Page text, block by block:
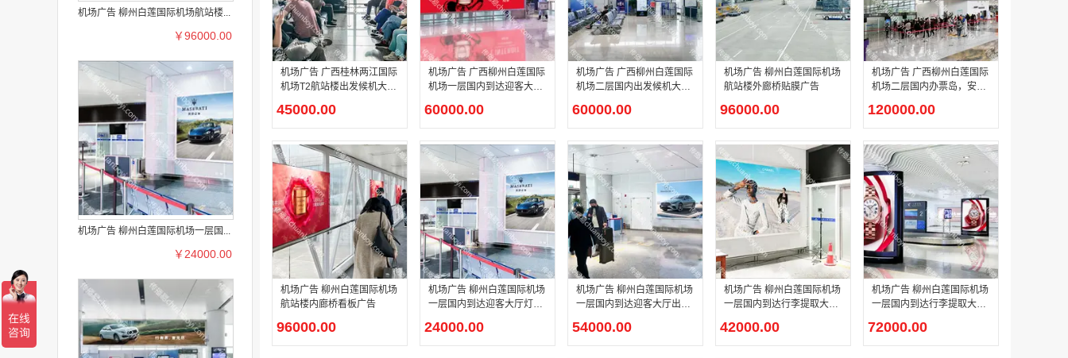
腾讯体育客户端闪屏广告_刊例价3折非赛季（8月9日-9月30日）
￥212.00
成都春熙路银石广场场地广告位
￥308000.00
腾讯视频APP开屏广告_刊例价5折
￥2359500.00
机场广告 柳州白莲国际机场航站楼...
￥96000.00
机场广告 柳州白莲国际机场一层国...
￥24000.00
机场广告 广西桂林两江国际
机场T2航站楼出发候机大厅
45000.00
机场广告 广西柳州白莲国际
机场一层国内到达迎客大厅
60000.00
机场广告 广西柳州白莲国际
机场二层国内出发候机大厅
60000.00
机场广告 柳州白莲国际机场
航站楼外廊桥贴膜广告
96000.00
机场广告 广西柳州白莲国际
机场二层国内办票岛，安检
120000.00
机场广告 柳州白莲国际机场
航站楼内廊桥看板广告
96000.00
机场广告 柳州白莲国际机场
一层国内到达迎客大厅灯箱
24000.00
机场广告 柳州白莲国际机场
一层国内到达迎客大厅出口
54000.00
机场广告 柳州白莲国际机场
一层国内到达行李提取大厅
42000.00
机场广告 柳州白莲国际机场
一层国内到达行李提取大厅
72000.00